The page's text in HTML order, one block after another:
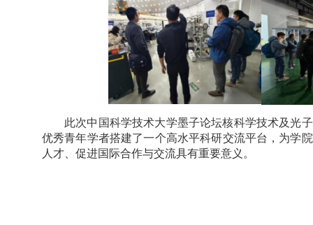
此次中国科学技术大学墨子论坛核科学技术及光
优秀青年学者搭建了一个高水平科研交流平台，为学
人才、促进国际合作与交流具有重要意义。